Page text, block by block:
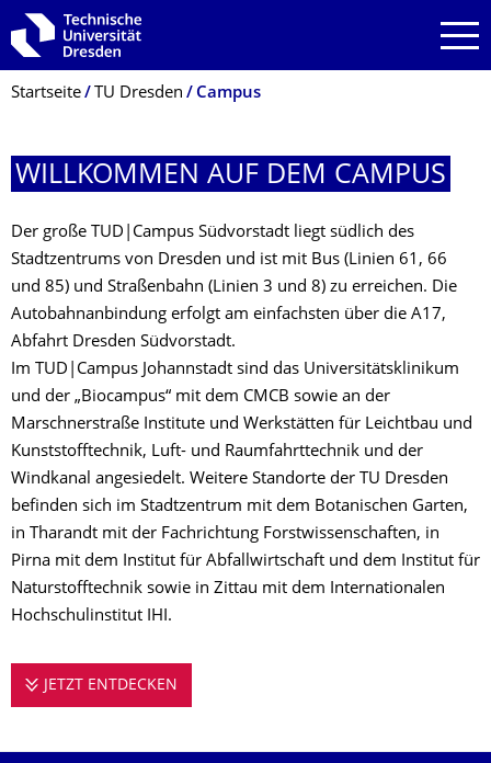
Zur Hauptnavigation springen
Zur Suche springen
Zum Inhalt springen
Breadcrumb-Menü
Startseite TU Dresden Campus
WILLKOMMEN AUF DEM CAMPUS
Der große TUD|Campus Südvorstadt liegt südlich des
Stadtzentrums von Dresden und ist mit Bus (Linien 61, 66
und 85) und Straßenbahn (Linien 3 und 8) zu erreichen. Die
Autobahnanbindung erfolgt am einfachsten über die A17,
Abfahrt Dresden Südvorstadt.
Im TUD|Campus Johannstadt sind das Universitätsklinikum
und der „Biocampus“ mit dem CMCB sowie an der
Marschnerstraße Institute und Werkstätten für Leichtbau und
Kunststofftechnik, Luft- und Raumfahrttechnik und der
Windkanal angesiedelt. Weitere Standorte der TU Dresden
befinden sich im Stadtzentrum mit dem Botanischen Garten,
in Tharandt mit der Fachrichtung Forstwissenschaften, in
Pirna mit dem Institut für Abfallwirtschaft und dem Institut für
Naturstofftechnik sowie in Zittau mit dem Internationalen
Hochschulinstitut IHI.
JETZT ENTDECKEN